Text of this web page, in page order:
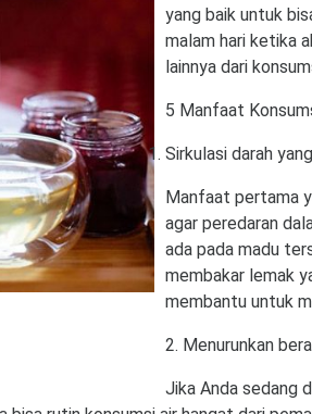
yang baik untuk
malam hari ketika
lainnya dari
5 Manfaat
Sirkulasi darah
Manfaat pertama
agar peredaran
ada pada madu
membakar lemak
membantu untuk
2. Menurunkan
Jika Anda sedang